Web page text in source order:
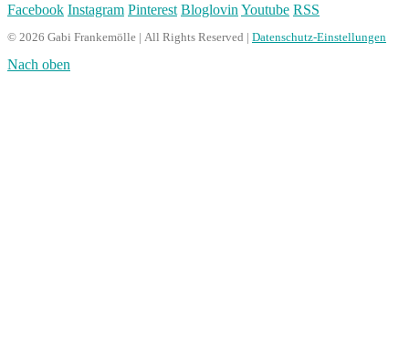
Facebook Instagram Pinterest Bloglovin Youtube RSS
© 2026 Gabi Frankemölle | All Rights Reserved | Datenschutz-Einstellungen
Nach oben